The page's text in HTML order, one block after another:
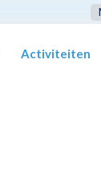
Activiteiten